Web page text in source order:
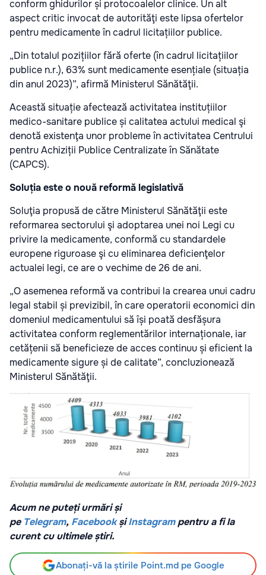
conform ghidurilor și protocoalelor clinice. Un alt
aspect critic invocat de autorităţi este lipsa ofertelor
pentru medicamente în cadrul licitațiilor publice.
„Din totalul pozițiilor fără oferte (în cadrul licitațiilor
publice n.r.), 63% sunt medicamente esențiale (situația
din anul 2023)”, afirmă Ministerul Sănătăţii.
Această situație afectează activitatea instituțiilor
medico-sanitare publice și calitatea actului medical şi
denotă existenţa unor probleme în activitatea Centrului
pentru Achiziții Publice Centralizate în Sănătate
(CAPCS).
Soluția este o nouă reformă legislativă
Soluţia propusă de către Ministerul Sănătăţii este
reformarea sectorului şi adoptarea unei noi Legi cu
privire la medicamente, conformă cu standardele
europene riguroase şi cu eliminarea deficienţelor
actualei legi, ce are o vechime de 26 de ani.
„O asemenea reformă va contribui la crearea unui cadru
legal stabil și previzibil, în care operatorii economici din
domeniul medicamentului să își poată desfășura
activitatea conform reglementărilor internaționale, iar
cetățenii să beneficieze de acces continuu și eficient la
medicamente sigure și de calitate”, concluzionează
Ministerul Sănătăţii.
Acum ne puteți urmări și
pe Telegram, Facebook șiInstagrampentru a fi la
curent cu ultimele știri.
Abonați-vă la știrile Point.md pe Google